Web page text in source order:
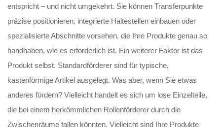
entspricht – und nicht umgekehrt. Sie können Transferpunkte
präzise positionieren, integrierte Haltestellen einbauen oder
spezialisierte Abschnitte vorsehen, die Ihre Produkte genau so
handhaben, wie es erforderlich ist. Ein weiterer Faktor ist das
Produkt selbst. Standardförderer sind für typische,
kastenförmige Artikel ausgelegt. Was aber, wenn Sie etwas
anderes fördern? Vielleicht handelt es sich um lose Einzelteile,
die bei einem herkömmlichen Rollenförderer durch die
Zwischenräume fallen könnten. Vielleicht sind Ihre Produkte